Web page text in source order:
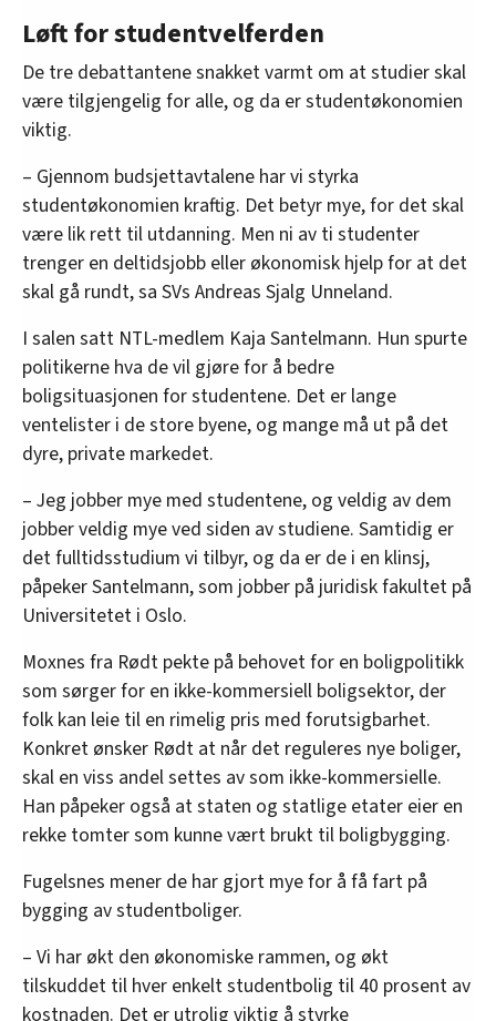
Løft for studentvelferden
De tre debattantene snakket varmt om at studier skal
være tilgjengelig for alle, og da er studentøkonomien
viktig.
– Gjennom budsjettavtalene har vi styrka
studentøkonomien kraftig. Det betyr mye, for det skal
være lik rett til utdanning. Men ni av ti studenter
trenger en deltidsjobb eller økonomisk hjelp for at det
skal gå rundt, sa SVs Andreas Sjalg Unneland.
I salen satt NTL-medlem Kaja Santelmann. Hun spurte
politikerne hva de vil gjøre for å bedre
boligsituasjonen for studentene. Det er lange
ventelister i de store byene, og mange må ut på det
dyre, private markedet.
– Jeg jobber mye med studentene, og veldig av dem
jobber veldig mye ved siden av studiene. Samtidig er
det fulltidsstudium vi tilbyr, og da er de i en klinsj,
påpeker Santelmann, som jobber på juridisk fakultet på
Universitetet i Oslo.
Moxnes fra Rødt pekte på behovet for en boligpolitikk
som sørger for en ikke-kommersiell boligsektor, der
folk kan leie til en rimelig pris med forutsigbarhet.
Konkret ønsker Rødt at når det reguleres nye boliger,
skal en viss andel settes av som ikke-kommersielle.
Han påpeker også at staten og statlige etater eier en
rekke tomter som kunne vært brukt til boligbygging.
Fugelsnes mener de har gjort mye for å få fart på
bygging av studentboliger.
– Vi har økt den økonomiske rammen, og økt
tilskuddet til hver enkelt studentbolig til 40 prosent av
kostnaden. Det er utrolig viktig å styrke